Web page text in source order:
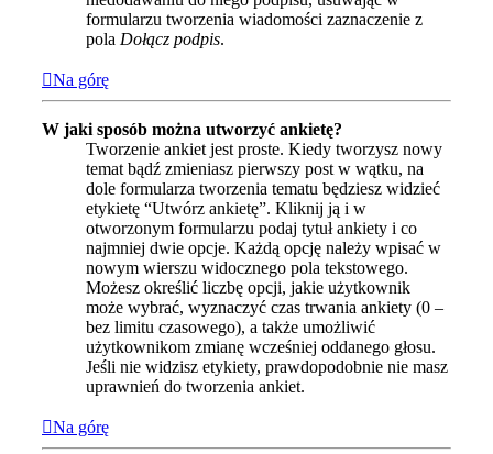
formularzu tworzenia wiadomości zaznaczenie z
pola Dołącz podpis.
Na górę
W jaki sposób można utworzyć ankietę?
Tworzenie ankiet jest proste. Kiedy tworzysz nowy
temat bądź zmieniasz pierwszy post w wątku, na
dole formularza tworzenia tematu będziesz widzieć
etykietę “Utwórz ankietę”. Kliknij ją i w
otworzonym formularzu podaj tytuł ankiety i co
najmniej dwie opcje. Każdą opcję należy wpisać w
nowym wierszu widocznego pola tekstowego.
Możesz określić liczbę opcji, jakie użytkownik
może wybrać, wyznaczyć czas trwania ankiety (0 –
bez limitu czasowego), a także umożliwić
użytkownikom zmianę wcześniej oddanego głosu.
Jeśli nie widzisz etykiety, prawdopodobnie nie masz
uprawnień do tworzenia ankiet.
Na górę